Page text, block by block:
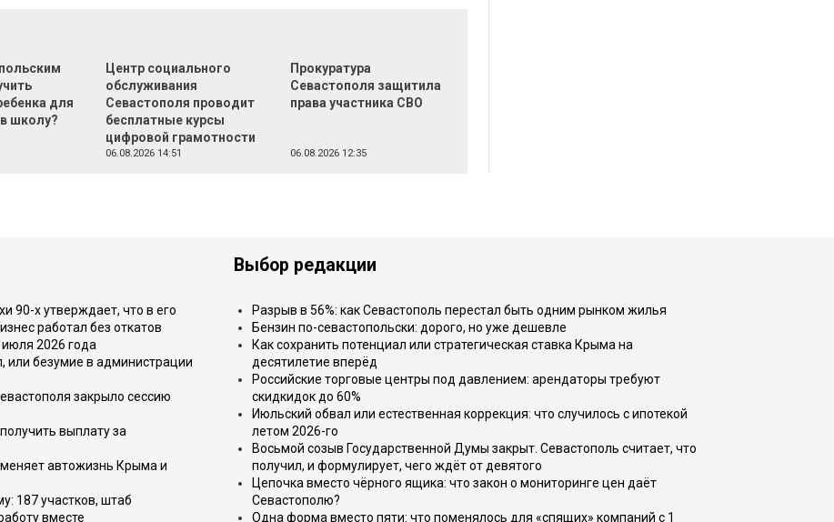
для
школу?
Центр социального
обслуживания
Севастополя проводит
бесплатные курсы
цифровой грамотности
06.08.2026 14:51
Прокуратура
Севастополя защитила
права участника СВО
06.08.2026 12:35
90-х утверждает, что в его
работал без откатов
2026 года
или безумие в администрации
закрыло сессию
выплату за
меняет автожизнь Крыма и
187 участков, штаб
вместе
Выбор редакции
Разрыв в 56%: как Севастополь перестал быть одним рынком жилья
Бензин по-севастопольски: дорого, но уже дешевле
Как сохранить потенциал или стратегическая ставка Крыма на
десятилетие вперёд
Российские торговые центры под давлением: арендаторы требуют
скидкидок до 60%
Июльский обвал или естественная коррекция: что случилось с ипотекой
летом 2026-го
Восьмой созыв Государственной Думы закрыт. Севастополь считает, что
получил, и формулирует, чего ждёт от девятого
Цепочка вместо чёрного ящика: что закон о мониторинге цен даёт
Севастополю?
Одна форма вместо пяти: что поменялось для «спящих» компаний с 1